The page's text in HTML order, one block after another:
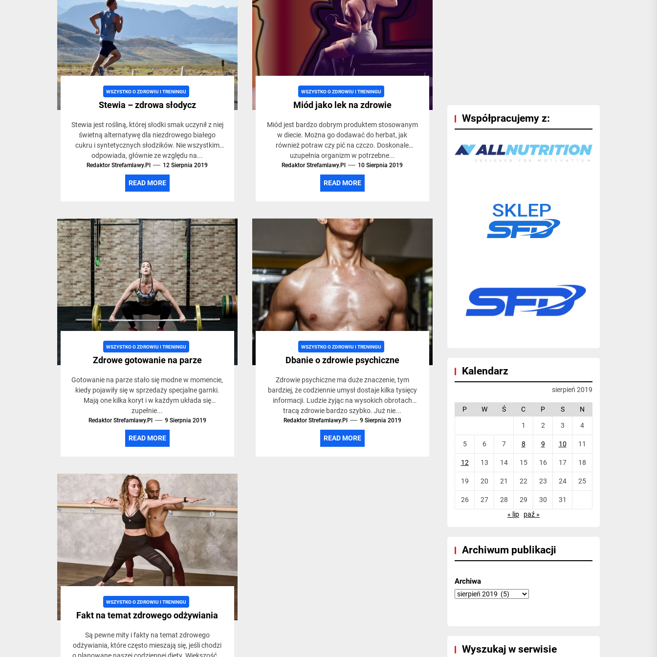
trybie
życia,
siłowni
i
treningach
WSZYSTKO O ZDROWIU I TRENINGU
Stewia – zdrowa słodycz
Stewia jest rośliną, której słodki smak uczynił z niej
świetną alternatywę dla niezdrowego białego
cukru i syntetycznych słodzików. Nie wszystkim
odpowiada, głównie ze względu na...
Redaktor Strefamlawy.pl 12 Sierpnia 2019
READ MORE
WSZYSTKO O ZDROWIU I TRENINGU
Miód jako lek na zdrowie
Miód jest bardzo dobrym produktem stosowanym
w diecie. Można go dodawać do herbat, jak
również potraw czy pić na czczo. Doskonale
uzupełnia organizm w potrzebne...
Redaktor Strefamlawy.pl 10 Sierpnia 2019
READ MORE
WSZYSTKO O ZDROWIU I TRENINGU
Zdrowe gotowanie na parze
Gotowanie na parze stało się modne w momencie,
kiedy pojawiły się w sprzedaży specjalne garnki.
Mają one kilka koryt i w każdym układa się
zupełnie...
Redaktor Strefamlawy.pl 9 Sierpnia 2019
READ MORE
WSZYSTKO O ZDROWIU I TRENINGU
Dbanie o zdrowie psychiczne
Zdrowie psychiczne ma duże znaczenie, tym
bardziej, że codziennie umysł dostaje kilka tysięcy
informacji. Ludzie żyjąc na wysokich obrotach
tracą zdrowie bardzo szybko. Już nie...
Redaktor Strefamlawy.pl 9 Sierpnia 2019
READ MORE
WSZYSTKO O ZDROWIU I TRENINGU
Fakt na temat zdrowego odżywiania
Są pewne mity i fakty na temat zdrowego
odżywiania, które często mieszają się, jeśli chodzi
Współpracujemy z:
Kalendarz
sierpień 2019
P W Ś C P S N
1 2 3 4
5 6 7 8 9 10 11
12 13 14 15 16 17 18
19 20 21 22 23 24 25
26 27 28 29 30
31
« lip
paź »
Archiwum publikacji
Archiwa
Wyszukaj w serwisie